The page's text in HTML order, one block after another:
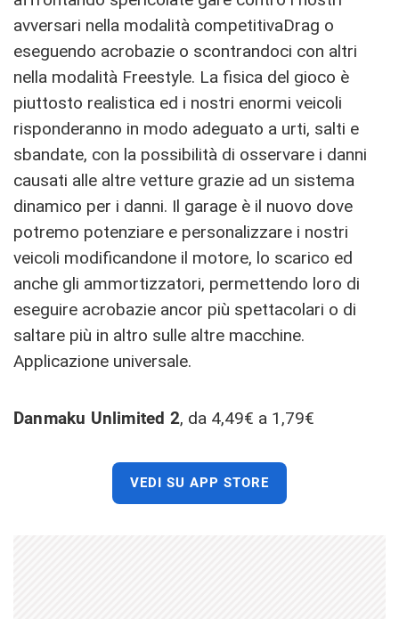
avversari nella modalità competitivaDrag o
eseguendo acrobazie o scontrandoci con altri
nella modalità Freestyle. La fisica del gioco è
piuttosto realistica ed i nostri enormi veicoli
risponderanno in modo adeguato a urti, salti e
sbandate, con la possibilità di osservare i danni
causati alle altre vetture grazie ad un sistema
dinamico per i danni. Il garage è il nuovo dove
potremo potenziare e personalizzare i nostri
veicoli modificandone il motore, lo scarico ed
anche gli ammortizzatori, permettendo loro di
eseguire acrobazie ancor più spettacolari o di
saltare più in altro sulle altre macchine.
Applicazione universale.
Danmaku Unlimited 2, da 4,49€ a 1,79€
VEDI SU APP STORE